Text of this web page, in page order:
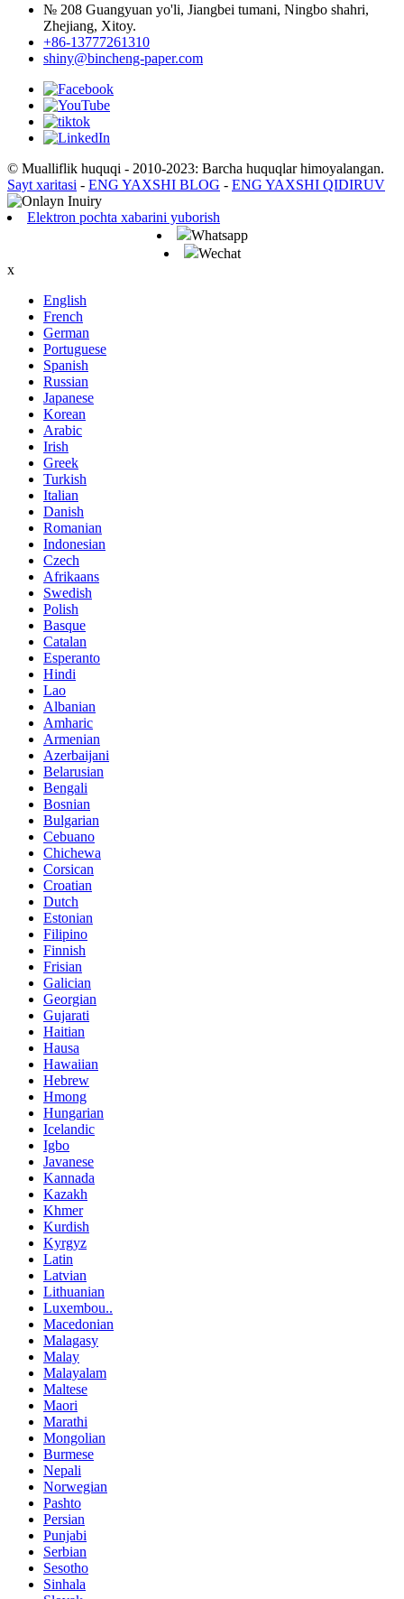
№ 208 Guangyuan yo'li, Jiangbei tumani, Ningbo shahri,
Zhejiang, Xitoy.
+86-13777261310
shiny@bincheng-paper.com
© Mualliflik huquqi - 2010-2023: Barcha huquqlar himoyalangan.
Sayt xaritasi - ENG YAXSHI BLOG - ENG YAXSHI QIDIRUV
Elektron pochta xabarini yuborish
Whatsapp
Wechat
x
English
French
German
Portuguese
Spanish
Russian
Japanese
Korean
Arabic
Irish
Greek
Turkish
Italian
Danish
Romanian
Indonesian
Czech
Afrikaans
Swedish
Polish
Basque
Catalan
Esperanto
Hindi
Lao
Albanian
Amharic
Armenian
Azerbaijani
Belarusian
Bengali
Bosnian
Bulgarian
Cebuano
Chichewa
Corsican
Croatian
Dutch
Estonian
Filipino
Finnish
Frisian
Galician
Georgian
Gujarati
Haitian
Hausa
Hawaiian
Hebrew
Hmong
Hungarian
Icelandic
Igbo
Javanese
Kannada
Kazakh
Khmer
Kurdish
Kyrgyz
Latin
Latvian
Lithuanian
Luxembou..
Macedonian
Malagasy
Malay
Malayalam
Maltese
Maori
Marathi
Mongolian
Burmese
Nepali
Norwegian
Pashto
Persian
Punjabi
Serbian
Sesotho
Sinhala